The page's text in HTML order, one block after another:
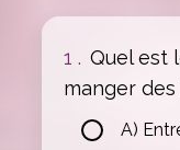
1 . Quel est
manger
A)